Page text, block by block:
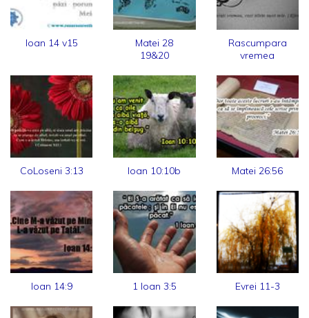
Ioan 14 v15
Matei 28
19&20
Rascumpara
vremea
CoLoseni 3:13 Ioan 10:10b Matei 26:56
Ioan 14:9 1 Ioan 3:5 Evrei 11-3